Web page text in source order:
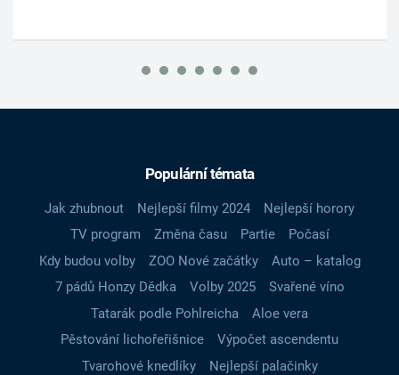
Populární témata
Jak zhubnout Nejlepší filmy 2024
Nejlepší horory
TV program
Změna času Partie
Počasí
Kdy budou volby
ZOO Nové začátky
Auto – katalog
7 pádů Honzy Dědka
Volby 2025
Svařené víno
Tatarák podle Pohlreicha
Aloe vera
Pěstování lichořeřišnice
Výpočet ascendentu
Tvarohové knedlíky
Nejlepší palačinky